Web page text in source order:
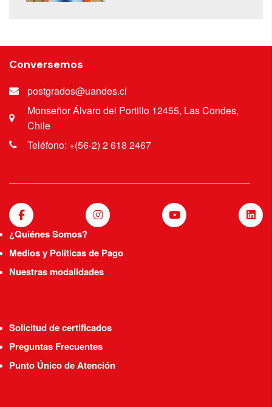
Conversemos
postgrados@uandes.cl
Monseñor Álvaro del Portillo 12455, Las Condes,
Chile
Teléfono: +(56-2) 2 618 2467
¿Quiénes Somos?
Medios y Políticas de Pago
Nuestras modalidades
Solicitud de certificados
Preguntas Frecuentes
Punto Único de Atención